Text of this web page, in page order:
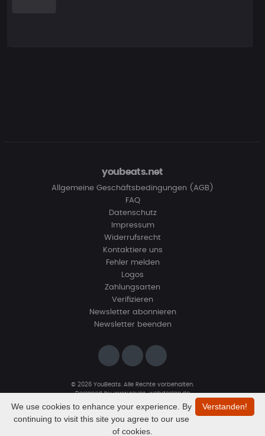
youbeats.net
Allgemeine Geschäftsbedingungen (AGB)
FAQ
Datenschutz
Impressum
Widerrufsrecht
Kontaktiere uns
Fehler melden
Logos
Zahlungsarten
Verifizieren
Newsletter abonnieren
Newsletter beenden
© 2026 YouBeats. Alle Rechte vorbehalten.
Designed bywww.sevns-webdesign.de
Verstanden!
We use cookies to enhance your experience. By
continuing to visit this site you agree to our use
of cookies.